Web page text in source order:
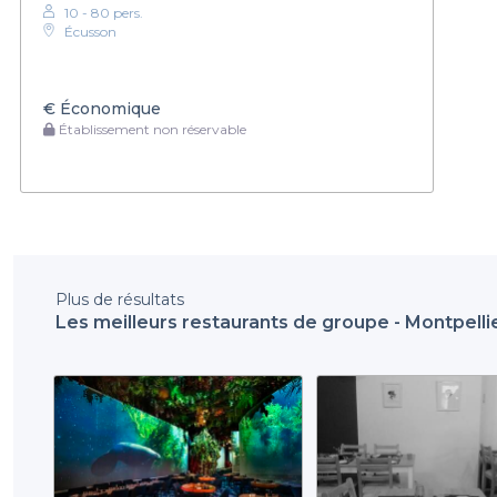
10 - 80 pers.
Écusson
€ Économique
Établissement non réservable
Plus de résultats
Les meilleurs restaurants de groupe -